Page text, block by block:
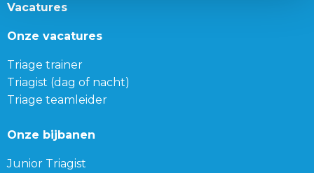
Vacatures
Onze vacatures
Triage trainer
Triagist (dag of nacht)
Triage teamleider
Onze bijbanen
Junior Triagist